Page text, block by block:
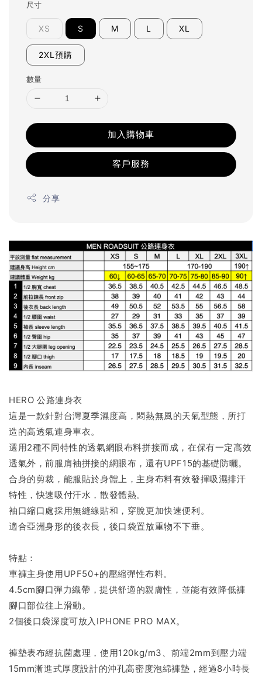
尺寸
XS S M L XL
2XL預購
數量
加入購物車
客戶服務
分享
HERO 公路連身衣
這是一款針對台灣夏季濕度高，悶熱無風的天氣型態，所打
造的高透氣連身車衣。
選用2種不同特性的透氣網眼布料拼接而成，在保有一定高效
透氣外，前服肩袖拼接的網眼布，還有UPF15的基礎防曬。
合身的剪裁，能服貼於身體上，主身布料有效發揮吸濕排汗
特性，快速吸付汗水，散發體熱。
袖口縮口處採用無縫線貼和，穿脫更加快速便利。
適合亞洲身形的後衣長，後口袋置放重物不下垂。
特點：
車褲主身使用UPF50+的壓縮彈性布料。
4.5cm腳口彈力織帶，提供舒適的親膚性，並能有效降低褲
腳口部位往上滑動。
2個後口袋深度可放入IPHONE PRO MAX。
褲墊表布經抗菌處理，使用120kg/m3、前端2mm到壓力端
15mm漸進式厚度設計的沖孔高密度泡綿褲墊，經過8小時長